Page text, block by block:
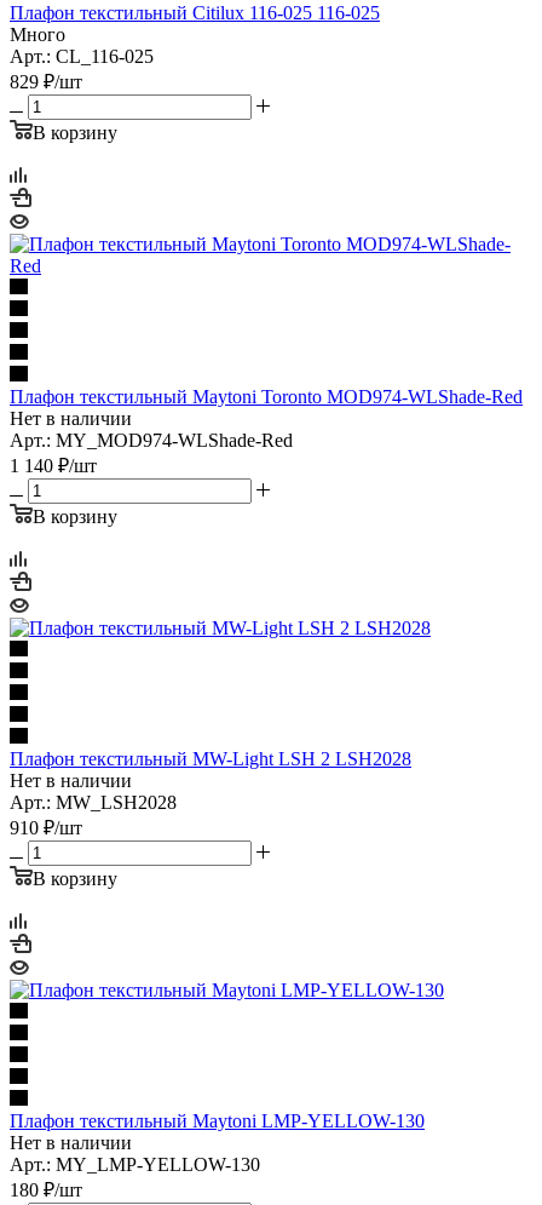
Плафон текстильный Citilux 116-025 116-025
Много
Арт.: CL_116-025
829 ₽/шт
В корзину
Плафон текстильный Maytoni Toronto MOD974-WLShade-Red
Нет в наличии
Арт.: MY_MOD974-WLShade-Red
1 140 ₽/шт
В корзину
Плафон текстильный MW-Light LSH 2 LSH2028
Нет в наличии
Арт.: MW_LSH2028
910 ₽/шт
В корзину
Плафон текстильный Maytoni LMP-YELLOW-130
Нет в наличии
Арт.: MY_LMP-YELLOW-130
180 ₽/шт